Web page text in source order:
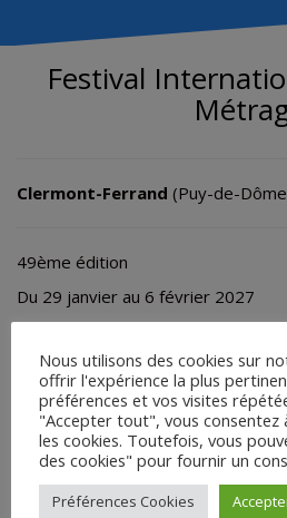
Festival
Clermont-Ferrand (Puy-de-
49ème édition
Du 29 janvier au 6 février 2027
Site deSauve qui peut le court
Lycées participants en 2025/
26 – Lycée Gustave Jaume
42 – Campus Agronova –
69 – Lycée Champagnat –
69 – Lycée Lumière – Lyon
Nous utilisons des cookies sur
offrir l'expérience la plus
préférences et vos visites
"Accepter tout", vous consentez
les cookies. Toutefois, vous
des cookies" pour fournir un
Préférences Cookies